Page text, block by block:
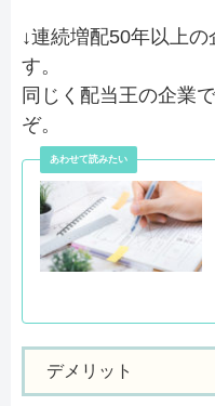
↓連続増配50年以上
す。
同じく配当王の企業
ぞ。
デメリット